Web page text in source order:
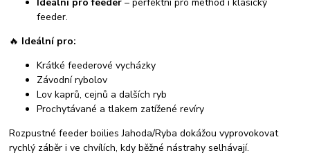
feeder.
🔥 Ideální pro:
Krátké feederové vycházky
Závodní rybolov
Lov kaprů, cejnů a dalších ryb
Prochytávané a tlakem zatížené revíry
Rozpustné feeder boilies Jahoda/Ryba dokážou vyprovokovat
rychlý záběr i ve chvílích, kdy běžné nástrahy selhávají.